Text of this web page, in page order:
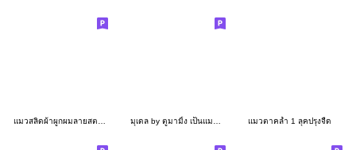
แมวตาคล้ำ 1 ลุคปรุงจืด